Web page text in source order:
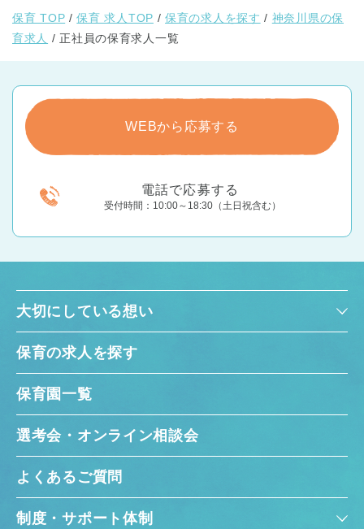
保育 TOP 保育 求人TOP 保育の求人を探す
神奈川県の保
育求人
正社員の保育求人一覧
WEBから応募する
電話で応募する
受付時間：10:00～18:30（土日祝含む）
大切にしている想い
保育の求人を探す
保育園一覧
選考会・オンライン相談会
よくあるご質問
制度・サポート体制